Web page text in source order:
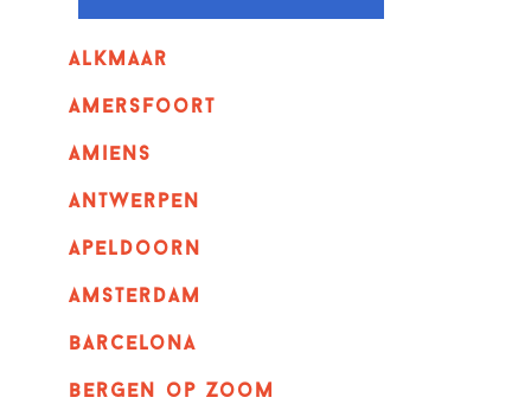
alkmaar
amersfoort
amiens
Antwerpen
apeldoorn
Amsterdam
barcelona
bergen op zoom